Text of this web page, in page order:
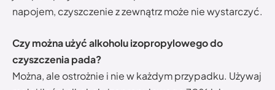
napojem, czyszczenie z zewnątrz może nie wystarczyć.
Czy można użyć alkoholu izopropylowego do
czyszczenia pada?
Można, ale ostrożnie i nie w każdym przypadku. Używaj